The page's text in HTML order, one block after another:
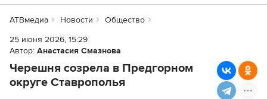
АТВмедиа Новости
Общество
25 июня 2026, 15:29
Автор: Анастасия Смазнова
Черешня созрела в Предгорном
округе Ставрополья